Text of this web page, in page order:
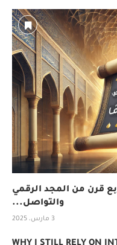
قرن من المجد الرقمي
والتواصل...
3 مارس، 2025